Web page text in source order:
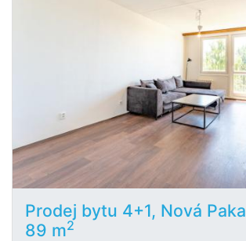
Prodej bytu 4+1, Nová
89 m2